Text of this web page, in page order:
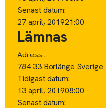
Senast datum:
27 april, 201921:00
Lämnas
Adress :
784 33 Borlänge Sverige
Tidigast datum:
13 april, 201908:00
Senast datum: